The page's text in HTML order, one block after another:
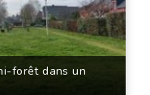
forêt dans un